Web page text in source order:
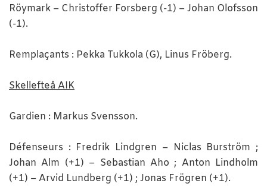
Röymark – Christoffer Forsberg (-1) – Johan Olofsson
(-1).
Remplaçants : Pekka Tukkola (G), Linus Fröberg.
Skellefteå AIK
Gardien : Markus Svensson.
Défenseurs : Fredrik Lindgren – Niclas Burström ;
Johan Alm (+1) – Sebastian Aho ; Anton Lindholm
(+1) – Arvid Lundberg (+1) ; Jonas Frögren (+1).